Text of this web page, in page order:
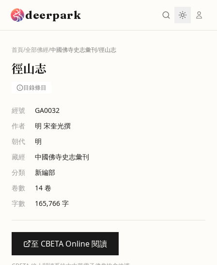
deerpark
首頁/全部佛經/中國佛寺史志彙刊/徑山志
徑山志
目錄條目
經號
GA0032
作者
明 宋奎光撰
朝代
明
藏經
中國佛寺史志彙刊
分類
新編部
卷數
14 卷
字數
165,766 字
至 CBETA Online 閱讀